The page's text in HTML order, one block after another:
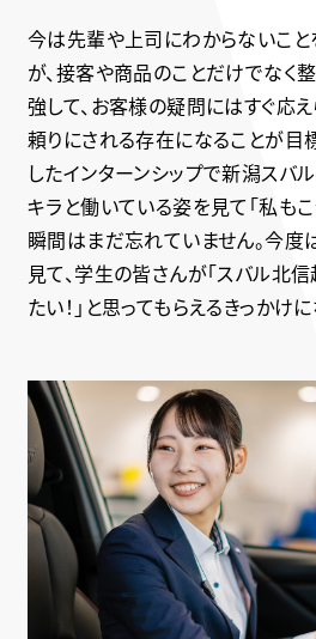
今は先輩や上司にわからないこと
が、接客や商品のことだけでなく
強して、お客様の疑問にはすぐ応
頼りにされる存在になることが目
したインターンシップで新潟スバ
キラと働いている姿を見て「私もこ
瞬間はまだ忘れていません。今度
見て、学生の皆さんが「スバル北
たい！」と思ってもらえるきっかけ